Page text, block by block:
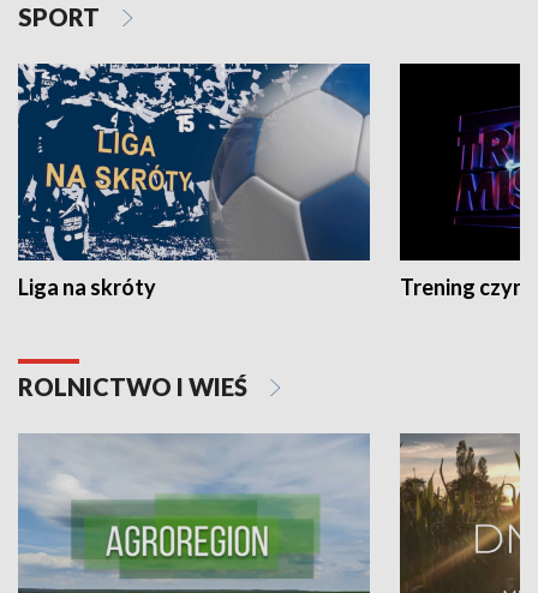
SPORT
Liga na skróty Trening czyni
ROLNICTWO I WIEŚ